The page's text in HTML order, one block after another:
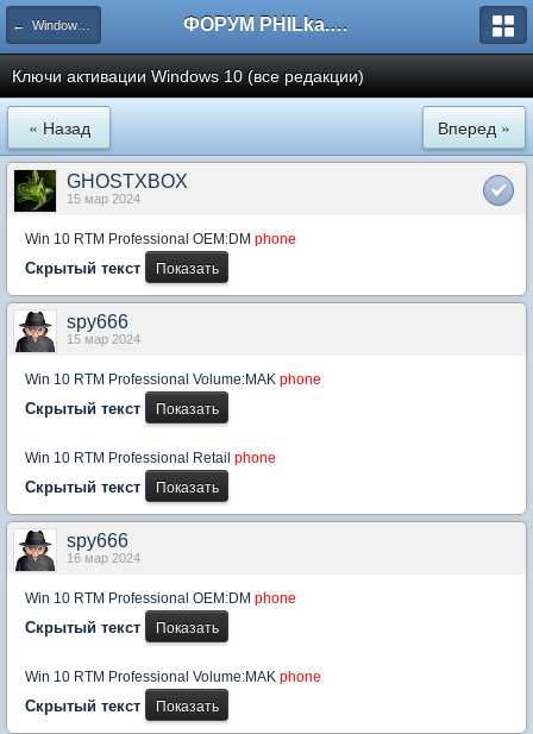
← Windows 10 ФОРУМ PHILka.RU
Ключи активации Windows 10 (все редакции)
« Назад Вперед »
GHOSTXBOX
15 мар 2024
Win 10 RTM Professional OEM:DM phone
Скрытый текст
spy666
15 мар 2024
Win 10 RTM Professional Volume:MAK phone
Скрытый текст
Win 10 RTM Professional Retail phone
Скрытый текст
spy666
16 мар 2024
Win 10 RTM Professional OEM:DM phone
Скрытый текст
Win 10 RTM Professional Volume:MAK phone
Скрытый текст